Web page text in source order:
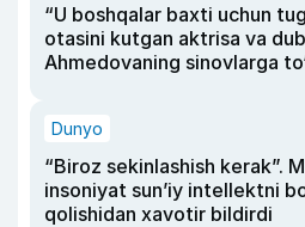
“U boshqalar baxti uchun
otasini kutgan aktrisa va
Ahmedovaning sinovlarga
Dunyo
“Biroz sekinlashish kerak”.
insoniyat sun’iy intellektni
qolishidan xavotir bildirdi